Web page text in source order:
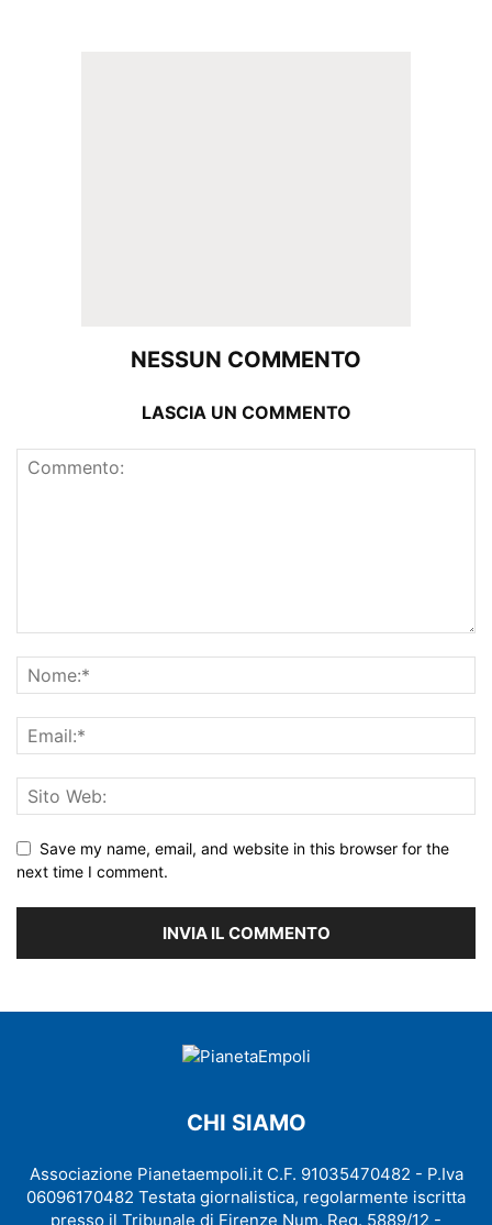
NESSUN COMMENTO
LASCIA UN COMMENTO
Save my name, email, and website in this browser for the
next time I comment.
CHI SIAMO
Associazione Pianetaempoli.it C.F. 91035470482 - P.Iva
06096170482 Testata giornalistica, regolarmente iscritta
presso il Tribunale di Firenze Num. Reg. 5889/12 -